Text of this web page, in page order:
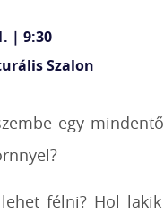
| 9:30
Szalon
egy
félni? Hol lakik